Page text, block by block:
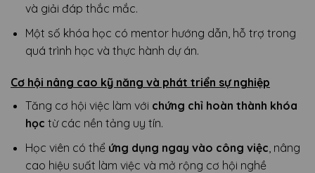
và giải đáp thắc mắc.
Một số khóa học có mentor hướng dẫn, hỗ trợ trong
quá trình học và thực hành dự án.
Cơ hội nâng cao kỹ năng và phát triển sự nghiệp
Tăng cơ hội việc làm với chứng chỉ hoàn thành khóa
học từ các nền tảng uy tín.
Học viên có thể ứng dụng ngay vào công việc , nâng
cao hiệu suất làm việc và mở rộng cơ hội nghề